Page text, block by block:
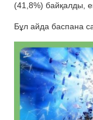
(41,8%) байқалды,
Бұл айда баспана